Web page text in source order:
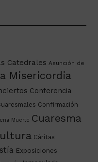
Catedrales Asunción de
Misericordia
Conferencia
Confirmación
Muerte Cuaresma
Cáritas
Exposiciones